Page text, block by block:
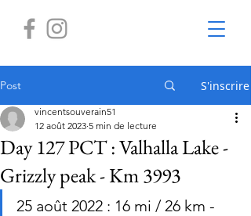
Post S'inscrire
Day 127 PCT : Valhalla Lake -
Grizzly peak - Km 3993
vincentsouverain51
12 août 2023 5 min de lecture
25 août 2022 : 16 mi / 26 km -